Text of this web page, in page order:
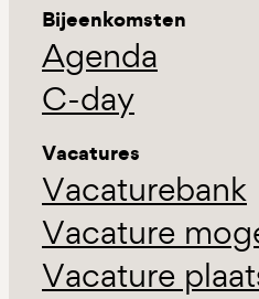
Bijeenkomsten
Agenda
C-day
Vacatures
Vacaturebank
Vacature
Vacature